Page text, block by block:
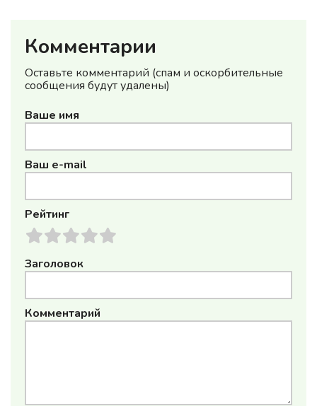
Комментарии
Оставьте комментарий (спам и оскорбительные
сообщения будут удалены)
Ваше имя
Ваш e-mail
Рейтинг
Заголовок
Комментарий